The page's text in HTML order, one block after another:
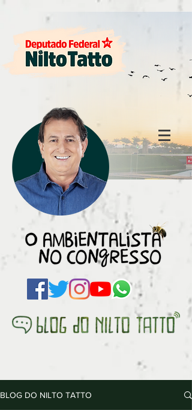
BLOG DO NILTO TATTO